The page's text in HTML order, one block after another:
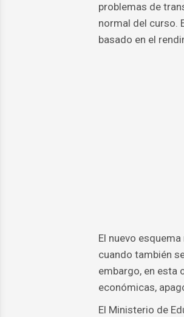
problemas de
normal del curso.
basado en el
El nuevo
cuando también
embargo, en esta
económicas,
El Ministerio de